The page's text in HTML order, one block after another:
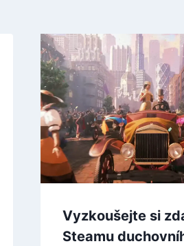
Vyzkoušejte si
Steamu